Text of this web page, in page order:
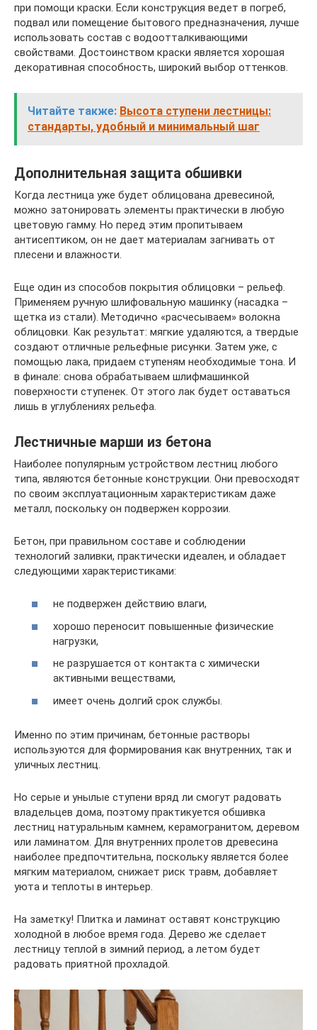
при помощи краски. Если конструкция ведет в погреб,
подвал или помещение бытового предназначения, лучше
использовать состав с водоотталкивающими
свойствами. Достоинством краски является хорошая
декоративная способность, широкий выбор оттенков.
Читайте также: Высота ступени лестницы:
стандарты, удобный и минимальный шаг
Дополнительная защита обшивки
Когда лестница уже будет облицована древесиной,
можно затонировать элементы практически в любую
цветовую гамму. Но перед этим пропитываем
антисептиком, он не дает материалам загнивать от
плесени и влажности.
Еще один из способов покрытия облицовки – рельеф.
Применяем ручную шлифовальную машинку (насадка –
щетка из стали). Методично «расчесываем» волокна
облицовки. Как результат: мягкие удаляются, а твердые
создают отличные рельефные рисунки. Затем уже, с
помощью лака, придаем ступеням необходимые тона. И
в финале: снова обрабатываем шлифмашинкой
поверхности ступенек. От этого лак будет оставаться
лишь в углублениях рельефа.
Лестничные марши из бетона
Наиболее популярным устройством лестниц любого
типа, являются бетонные конструкции. Они превосходят
по своим эксплуатационным характеристикам даже
металл, поскольку он подвержен коррозии.
Бетон, при правильном составе и соблюдении
технологий заливки, практически идеален, и обладает
следующими характеристиками:
не подвержен действию влаги,
хорошо переносит повышенные физические
нагрузки,
не разрушается от контакта с химически
активными веществами,
имеет очень долгий срок службы.
Именно по этим причинам, бетонные растворы
используются для формирования как внутренних, так и
уличных лестниц.
Но серые и унылые ступени вряд ли смогут радовать
владельцев дома, поэтому практикуется обшивка
лестниц натуральным камнем, керамогранитом, деревом
или ламинатом. Для внутренних пролетов древесина
наиболее предпочтительна, поскольку является более
мягким материалом, снижает риск травм, добавляет
уюта и теплоты в интерьер.
На заметку! Плитка и ламинат оставят конструкцию
холодной в любое время года. Дерево же сделает
лестницу теплой в зимний период, а летом будет
радовать приятной прохладой.